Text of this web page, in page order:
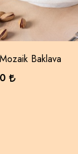
Mozaik Baklava